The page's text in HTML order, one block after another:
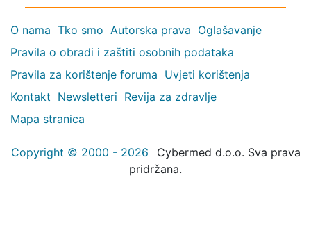
O nama Tko smo Autorska prava Oglašavanje
Pravila o obradi i zaštiti osobnih podataka
Pravila za korištenje foruma Uvjeti korištenja
Kontakt Newsletteri Revija za zdravlje
Mapa stranica
Copyright © 2000 - 2026
Cybermed d.o.o. Sva prava
pridržana.